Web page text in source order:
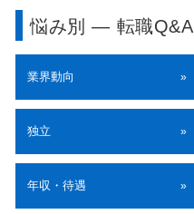
悩み別 ― 転職Q&A
業界動向 »
独立 »
年収・待遇 »